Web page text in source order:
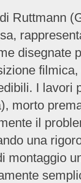
Ruttmann
disegnate
I lavori
morto
il
una
montaggio